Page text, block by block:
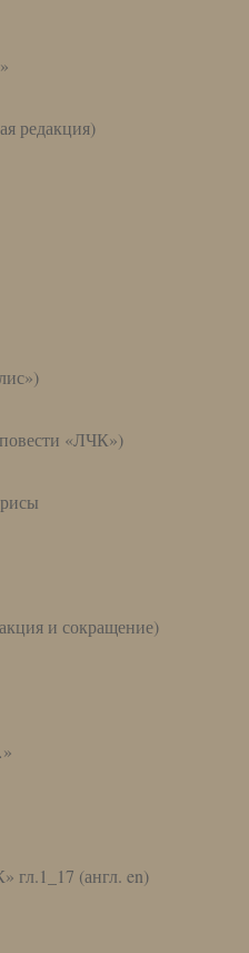
редакция)
«ЛЧК»)
и сокращение)
(англ. en)